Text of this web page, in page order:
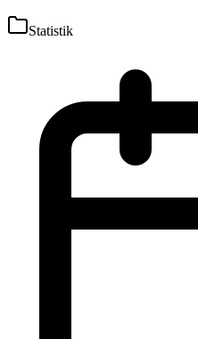
Statistik